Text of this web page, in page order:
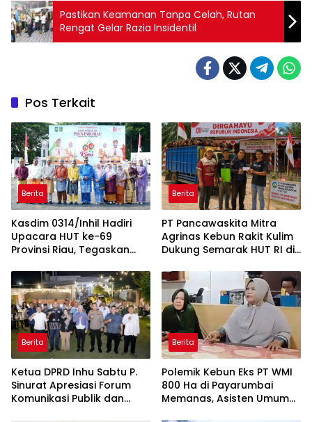
Pastikan Keamanan Tanpa Celah, Rutan
Rengat Gelar Razia Insidentil
Pos Terkait
Berita
Kasdim 0314/Inhil Hadiri
Upacara HUT ke-69
Provinsi Riau, Tegaskan
dan Pembangunan
Berita
‎PT Pancawaskita Mitra
Agrinas Kebun Rakit Kulim
Dukung Semarak HUT RI di
Berita
Ketua DPRD Inhu Sabtu P.
Sinurat Apresiasi Forum
Komunikasi Publik dan
Berita
Polemik Kebun Eks PT WMI
800 Ha di Payarumbai
Memanas, Asisten Umum